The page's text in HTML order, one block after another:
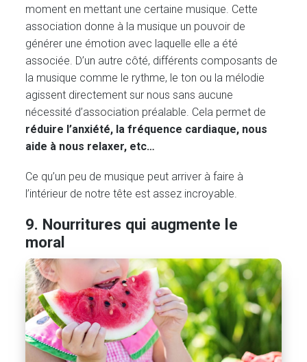
moment en mettant une certaine musique. Cette
association donne à la musique un pouvoir de
générer une émotion avec laquelle elle a été
associée. D’un autre côté, différents composants de
la musique comme le rythme, le ton ou la mélodie
agissent directement sur nous sans aucune
nécessité d’association préalable. Cela permet de
réduire l’anxiété, la fréquence cardiaque, nous
aide à nous relaxer, etc…
Ce qu’un peu de musique peut arriver à faire à
l’intérieur de notre tête est assez incroyable.
9. Nourritures qui augmente le
moral